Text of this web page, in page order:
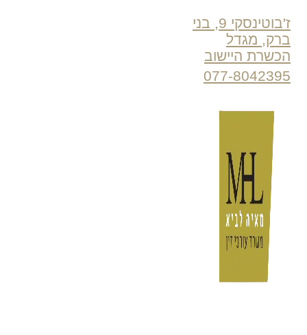
ז'בוטינסקי 9, בני
ברק, מגדל
הכשרת היישוב
077-8042395